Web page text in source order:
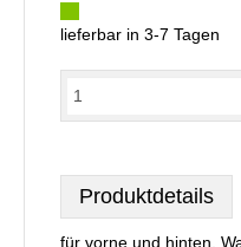
lieferbar in 3-7 Tagen
Produktdetails
für vorne und hinten,